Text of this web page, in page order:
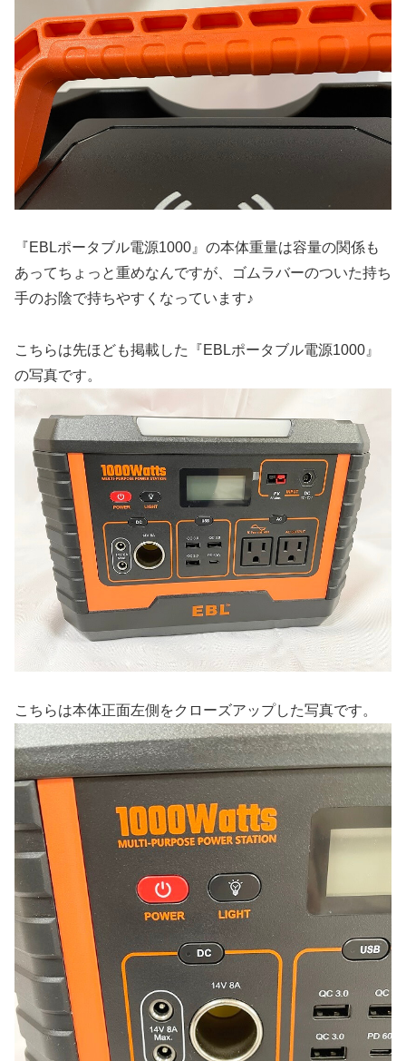
『EBLポータブル電源1000』の本体重量は容量の関係も
あってちょっと重めなんですが、ゴムラバーのついた持ち
手のお陰で持ちやすくなっています♪
こちらは先ほども掲載した『EBLポータブル電源1000』
の写真です。
こちらは本体正面左側をクローズアップした写真です。